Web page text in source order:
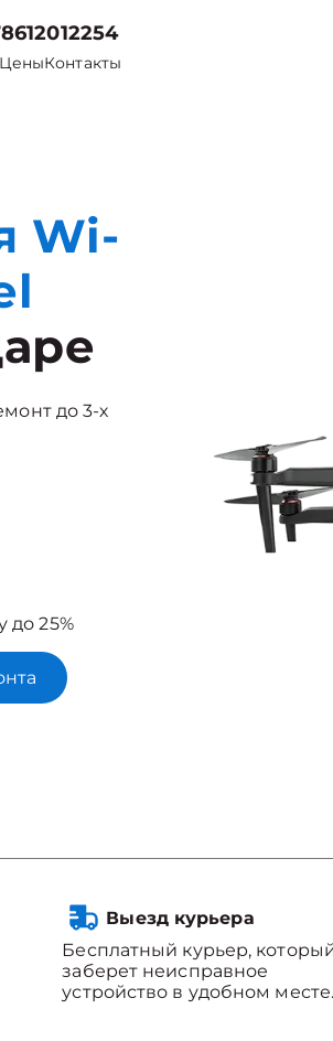
Контакты
Wi-
до 3-х
до 25%
Выезд курьера
Бесплатный курьер,
заберет неисправное
устройство в удобном месте.